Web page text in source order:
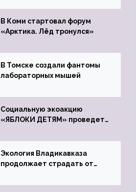
зоопарк
В Коми стартовал форум
«Арктика. Лёд тронулся»
В Томске создали фантомы
лабораторных мышей
Социальную экоакцию
«ЯБЛОКИ ДЕТЯМ» проведет
Экология Владикавказа
продолжает страдать от